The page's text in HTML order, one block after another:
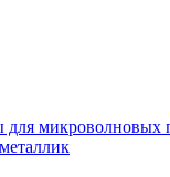
для микроволновых